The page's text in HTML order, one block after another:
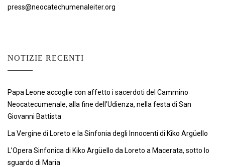
press@neocatechumenaleiter.org
NOTIZIE RECENTI
Papa Leone accoglie con affetto i sacerdoti del Cammino
Neocatecumenale, alla fine dell’Udienza, nella festa di San
Giovanni Battista
La Vergine di Loreto e la Sinfonia degli Innocenti di Kiko Argüello
L’Opera Sinfonica di Kiko Argüello da Loreto a Macerata, sotto lo
sguardo di Maria